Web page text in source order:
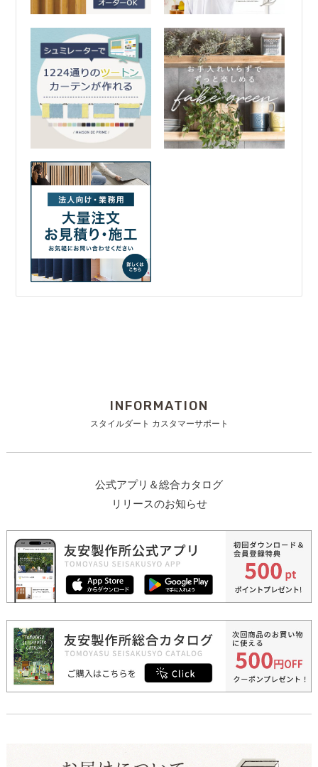
INFORMATION
スタイルダート カスタマーサポート
公式アプリ＆総合カタログ
リリースのお知らせ